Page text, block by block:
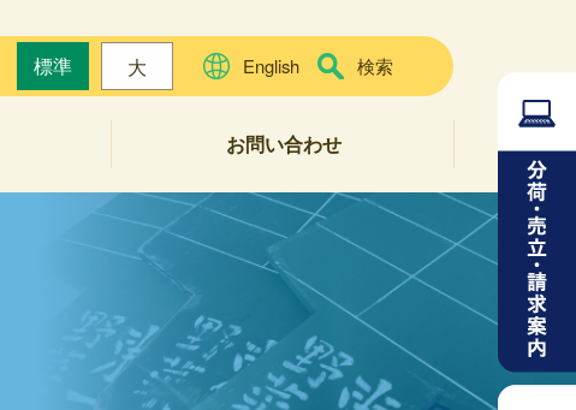
標準 大 English 検索
お問い合わせ
よくある質問
お問い合わせフォーム